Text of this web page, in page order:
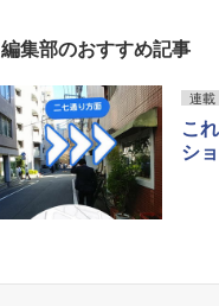
編集部のおすすめ記事
連載
こ
シ